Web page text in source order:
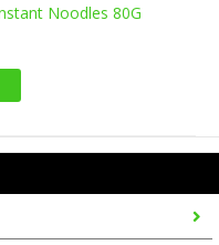
Noodles 80G